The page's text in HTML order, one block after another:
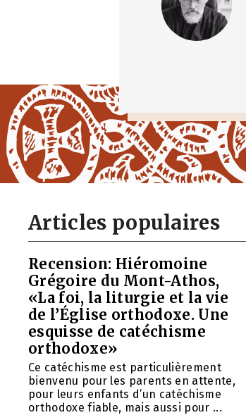
Articles populaires
Recension: Hiéromoine
Grégoire du Mont-Athos,
«La foi, la liturgie et la vie
de l’Église orthodoxe. Une
esquisse de catéchisme
orthodoxe»
Ce catéchisme est particulièrement
bienvenu pour les parents en attente,
pour leurs enfants d’un catéchisme
orthodoxe fiable, mais aussi pour ...